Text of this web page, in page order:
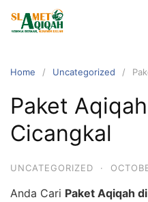
Home Uncategorized
Paket
Cicangkal
UNCATEGORIZED ·
Anda Cari Paket Aqiqah